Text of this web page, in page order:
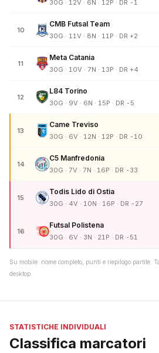
30G · 12V · 6N · 12P · DR -1
10
CMB Futsal Team
30G · 11V · 8N · 11P · DR +2
11
Meta Catania
30G · 10V · 7N · 13P · DR +4
12
L84 Torino
30G · 9V · 6N · 15P · DR -5
13
Came Treviso
30G · 6V · 12N · 12P · DR -10
14
C5 Manfredonia
30G · 7V · 7N · 16P · DR -33
15
Todis Lido di Ostia
30G · 4V · 10N · 16P · DR -27
16
Futsal Polistena
30G · 6V · 3N · 21P · DR -51
Su mobile: nome completo, punti e riepilogo partite.
desktop.
STATISTICHE INDIVIDUALI
Classifica marcatori